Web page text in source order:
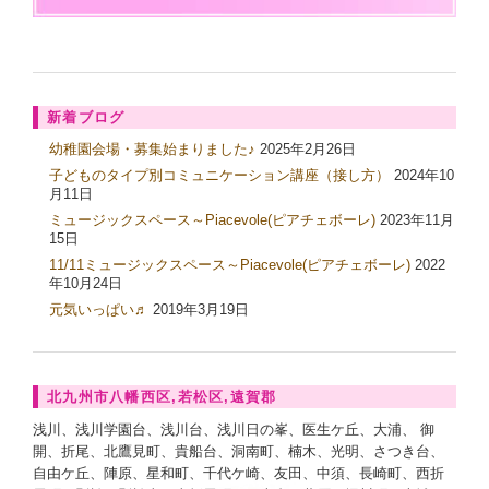
新着ブログ
幼稚園会場・募集始まりました♪ 2025年2月26日
子どものタイプ別コミュニケーション講座（接し方）
2024年10
月11日
ミュージックスペース～Piacevole(ピアチェボーレ) 2023年11月
15日
11/11ミュージックスペース～Piacevole(ピアチェボーレ) 2022
年10月24日
元気いっぱい♬
2019年3月19日
北九州市八幡西区,若松区,遠賀郡
浅川、浅川学園台、浅川台、浅川日の峯、医生ケ丘、大浦、 御
開、折尾、北鷹見町、貴船台、洞南町、楠木、光明、さつき台、
自由ケ丘、陣原、星和町、千代ケ崎、友田、中須、長崎町、西折